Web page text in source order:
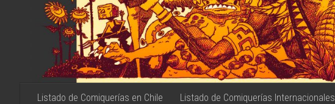
Listado de Comiquerías en Chile Listado de Comiquerías Internacionales